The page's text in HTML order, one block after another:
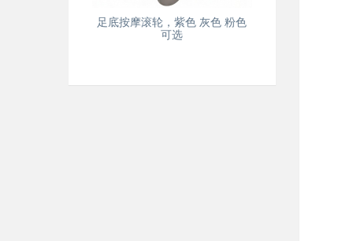
足底按摩滚轮，紫色 灰色 粉色
可选